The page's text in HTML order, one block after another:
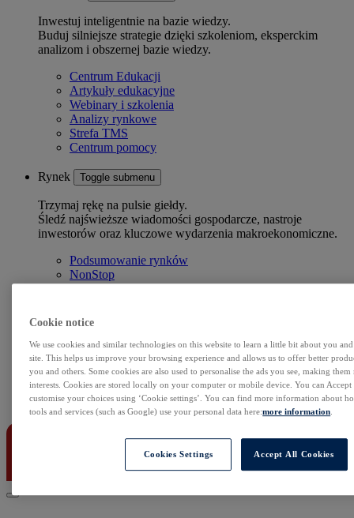
Inwestuj inteligentnie na bazie wiedzy.
Buduj silniejsze strategie dzięki szkoleniom, eksperckim
analizom i obszernej bazie wiedzy.
Centrum Edukacji
Artykuły edukacyjne
Webinary i szkolenia
Analizy rynkowe
Strefa TMS
Centrum pomocy
Rynek Toggle submenu
Trzymaj rękę na pulsie giełdy.
Śledź najświeższe wiadomości gospodarcze, nastroje
inwestorów oraz kluczowe wydarzenia makroekonomiczne.
Podsumowanie rynków
NonStop
Notowania Live
Skaner akcji
Zdarzenia korporacyjne
Sentyment Klientów
Rolowania
Kontakt
Cookie notice
We use cookies and similar technologies on this website to learn a little bit about you
site. This helps us improve your browsing experience and allows us to offer better
you and others. Some cookies are also used to personalise the ads you see, making
interests. Cookies are stored locally on your computer or mobile device. You can
customise your choices using ‘Cookie settings’. You can find more information about
tools and services (such as Google) use your personal data here:more information
Cookies Settings Accept All Cookies